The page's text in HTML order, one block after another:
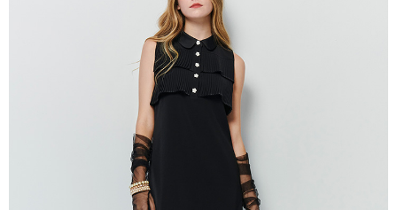
每筆NT$80，滿NT$2,000(含以上)免運費
宅配送到家-訂單滿 $2000 元即享免運服務-未滿則另收 $120 元物
每筆NT$120，滿NT$2,000(含以上)免運費